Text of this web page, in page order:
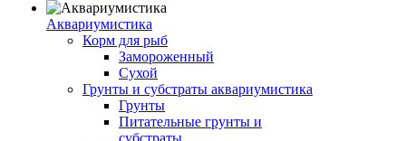
Аквариумистика
Корм для рыб
Замороженный
Сухой
Грунты и субстраты аквариумистика
Грунты
Питательные грунты и
субстраты